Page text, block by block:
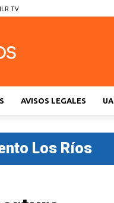
TV
AVISOS LEGALES
Los Ríos